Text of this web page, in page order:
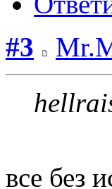
#3
все без